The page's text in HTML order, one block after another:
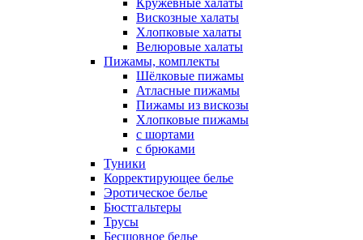
Кружевные халаты
Вискозные халаты
Хлопковые халаты
Велюровые халаты
Пижамы, комплекты
Шёлковые пижамы
Атласные пижамы
Пижамы из вискозы
Хлопковые пижамы
с шортами
с брюками
Туники
Корректирующее белье
Эротическое белье
Бюстгальтеры
Трусы
Бесшовное белье